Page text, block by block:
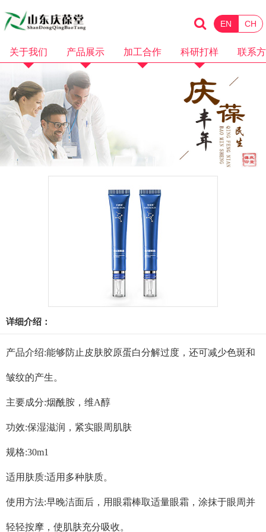
CH
EN
关于我们
企业资质
品牌故事
产品视频
产品展示
化妆品
保健食品
加工合作
膏霜加工
乳液加工
洗护加工
洁面卸妆加工
隔离防晒加工
科研打样
微商电商
OEM加工
科研打样
联系
详细介绍：
产品介绍:能够防止皮肤胶原蛋白分解过度，还可减少色斑和
皱纹的产生。
主要成分:烟酰胺，维A醇
功效:保湿滋润，紧实眼周肌肤
规格:30m1
适用肤质:适用多种肤质。
使用方法:早晚洁面后，用眼霜棒取适量眼霜，涂抹于眼周并
轻轻按摩，使肌肤充分吸收。